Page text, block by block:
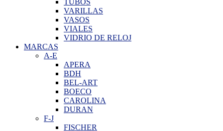
TUBOS
VARILLAS
VASOS
VIALES
VIDRIO DE RELOJ
MARCAS
A-E
APERA
BDH
BEL-ART
BOECO
CAROLINA
DURAN
F-J
FISCHER